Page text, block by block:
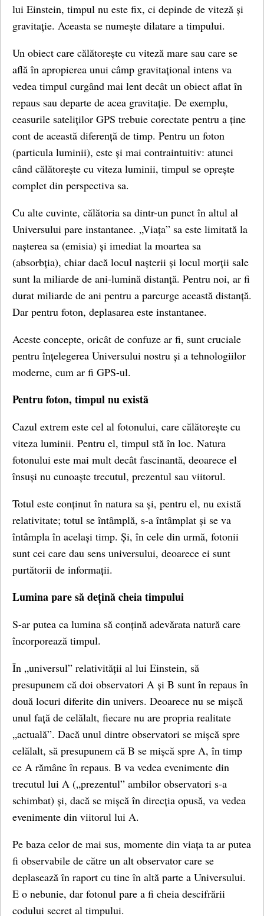
lui Einstein, timpul nu este fix, ci depinde de viteză și
gravitație. Aceasta se numește dilatare a timpului.
Un obiect care călătorește cu viteză mare sau care se
află în apropierea unui câmp gravitațional intens va
vedea timpul curgând mai lent decât un obiect aflat în
repaus sau departe de acea gravitație. De exemplu,
ceasurile sateliților GPS trebuie corectate pentru a ține
cont de această diferență de timp. Pentru un foton
(particula luminii), este și mai contraintuitiv: atunci
când călătorește cu viteza luminii, timpul se oprește
complet din perspectiva sa.
Cu alte cuvinte, călătoria sa dintr-un punct în altul al
Universului pare instantanee. „Viața” sa este limitată la
nașterea sa (emisia) și imediat la moartea sa
(absorbția), chiar dacă locul nașterii și locul morții sale
sunt la miliarde de ani-lumină distanță. Pentru noi, ar fi
durat miliarde de ani pentru a parcurge această distanță.
Dar pentru foton, deplasarea este instantanee.
Aceste concepte, oricât de confuze ar fi, sunt cruciale
pentru înțelegerea Universului nostru și a tehnologiilor
moderne, cum ar fi GPS-ul.
Pentru foton, timpul nu există
Cazul extrem este cel al fotonului, care călătorește cu
viteza luminii. Pentru el, timpul stă în loc. Natura
fotonului este mai mult decât fascinantă, deoarece el
însuși nu cunoaște trecutul, prezentul sau viitorul.
Totul este conținut în natura sa și, pentru el, nu există
relativitate; totul se întâmplă, s-a întâmplat și se va
întâmpla în același timp. Și, în cele din urmă, fotonii
sunt cei care dau sens universului, deoarece ei sunt
purtătorii de informații.
Lumina pare să dețină cheia timpului
S-ar putea ca lumina să conțină adevărata natură care
încorporează timpul.
În „universul” relativității al lui Einstein, să
presupunem că doi observatori A și B sunt în repaus în
două locuri diferite din univers. Deoarece nu se mișcă
unul față de celălalt, fiecare nu are propria realitate
„actuală”. Dacă unul dintre observatori se mișcă spre
celălalt, să presupunem că B se mișcă spre A, în timp
ce A rămâne în repaus. B va vedea evenimente din
trecutul lui A („prezentul” ambilor observatori s-a
schimbat) și, dacă se mișcă în direcția opusă, va vedea
evenimente din viitorul lui A.
Pe baza celor de mai sus, momente din viața ta ar putea
fi observabile de către un alt observator care se
deplasează în raport cu tine în altă parte a Universului.
E o nebunie, dar fotonul pare a fi cheia descifrării
codului secret al timpului.